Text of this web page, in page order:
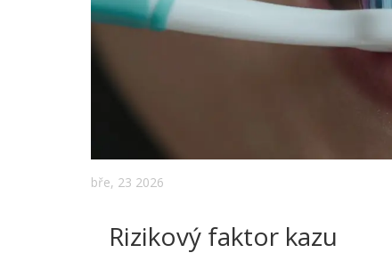
bře, 23 2026
Rizikový faktor kazu